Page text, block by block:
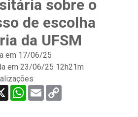
sobre o
de escolha
da UFSM
em 17/06/25
em 23/06/25 12h21m
X WhatsApp
Email